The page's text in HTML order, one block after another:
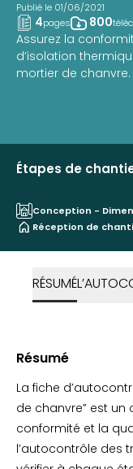
Publié le 01/06/2021
4pages 800
Assurez la
d’isolation
mortier de chanvre.
Étapes de
Conception -
Réception de
RÉSUMÉ
Résumé
La fiche
de chanvre” est
conformité et la
l’autocontrôle des